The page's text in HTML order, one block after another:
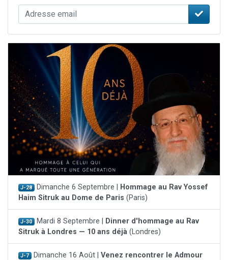
J-28 Dimanche 6 Septembre |
Hommage au Rav Yossef
Haim Sitruk au Dome de Paris (Paris)
J-30 Mardi 8 Septembre |
Dinner d'hommage au Rav
Sitruk à Londres — 10 ans déjà (Londres)
J-7 Dimanche 16 Août | Venez rencontrer le Admour